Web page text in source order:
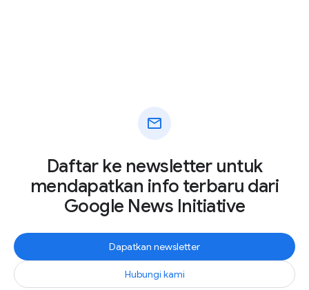
mail
Daftar ke newsletter untuk
mendapatkan info terbaru dari
Google News Initiative
Dapatkan newsletter
Hubungi kami